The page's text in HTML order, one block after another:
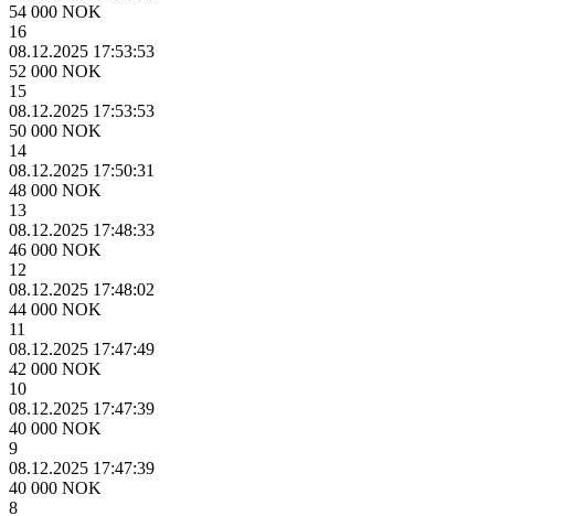
54 000 NOK
16
08.12.2025 17:53:53
52 000 NOK
15
08.12.2025 17:53:53
50 000 NOK
14
08.12.2025 17:50:31
48 000 NOK
13
08.12.2025 17:48:33
46 000 NOK
12
08.12.2025 17:48:02
44 000 NOK
11
08.12.2025 17:47:49
42 000 NOK
10
08.12.2025 17:47:39
40 000 NOK
9
08.12.2025 17:47:39
40 000 NOK
8